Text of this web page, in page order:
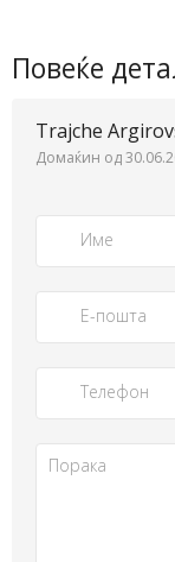
Повеќе
Trajche
Домаќин од